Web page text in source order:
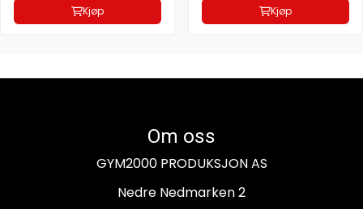
Kjøp Kjøp
Om oss
GYM2000 PRODUKSJON AS
Nedre Nedmarken 2